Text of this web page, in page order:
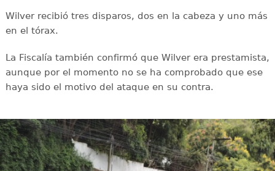
Wilver recibió tres disparos, dos en la cabeza y uno más
en el tórax.
La Fiscalía también confirmó que Wilver era prestamista,
aunque por el momento no se ha comprobado que ese
haya sido el motivo del ataque en su contra.